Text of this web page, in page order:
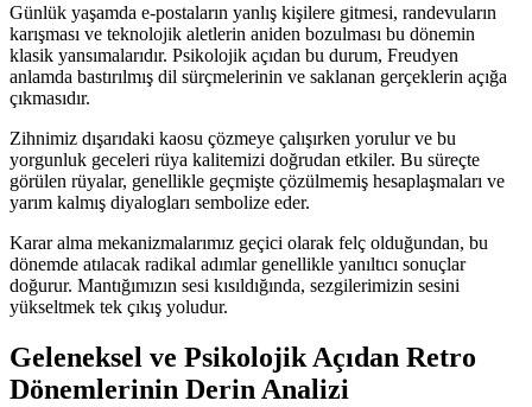
Günlük yaşamda e-postaların yanlış kişilere gitmesi, randevuların
karışması ve teknolojik aletlerin aniden bozulması bu dönemin
klasik yansımalarıdır. Psikolojik açıdan bu durum, Freudyen
anlamda bastırılmış dil sürçmelerinin ve saklanan gerçeklerin açığa
çıkmasıdır.
Zihnimiz dışarıdaki kaosu çözmeye çalışırken yorulur ve bu
yorgunluk geceleri rüya kalitemizi doğrudan etkiler. Bu süreçte
görülen rüyalar, genellikle geçmişte çözülmemiş hesaplaşmaları ve
yarım kalmış diyalogları sembolize eder.
Karar alma mekanizmalarımız geçici olarak felç olduğundan, bu
dönemde atılacak radikal adımlar genellikle yanıltıcı sonuçlar
doğurur. Mantığımızın sesi kısıldığında, sezgilerimizin sesini
yükseltmek tek çıkış yoludur.
Geleneksel ve Psikolojik Açıdan Retro
Dönemlerinin Derin Analizi